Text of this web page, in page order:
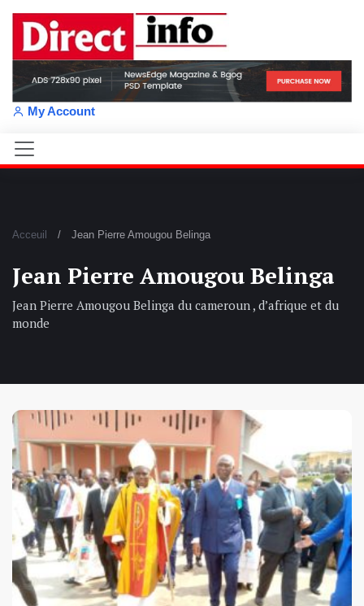
My Account
Acceuil Jean Pierre Amougou Belinga
Jean Pierre Amougou Belinga
Jean Pierre Amougou Belinga du cameroun , d’afrique et du
monde